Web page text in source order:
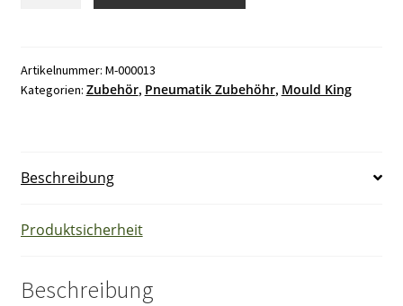
Pneumatik
Zylinder
Artikelnummer: M-000013
Kategorien: Zubehör, Pneumatik Zubehöhr, Mould King
Beschreibung
Produktsicherheit
Beschreibung